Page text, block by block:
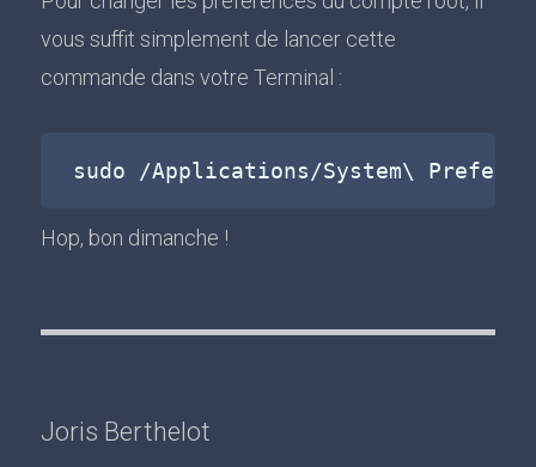
vous suffit simplement de lancer cette
commande dans votre Terminal :
Hop, bon dimanche !
Joris Berthelot